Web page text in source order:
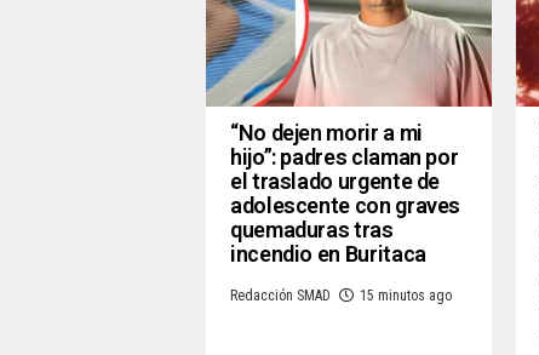
“No dejen morir a mi
hijo”: padres claman por
el traslado urgente de
adolescente con graves
quemaduras tras
incendio en Buritaca
Redacción SMAD 15 minutos ago